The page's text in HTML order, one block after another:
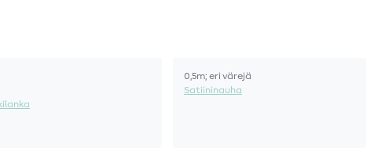
0,5m; eri värejä
Satiininauha